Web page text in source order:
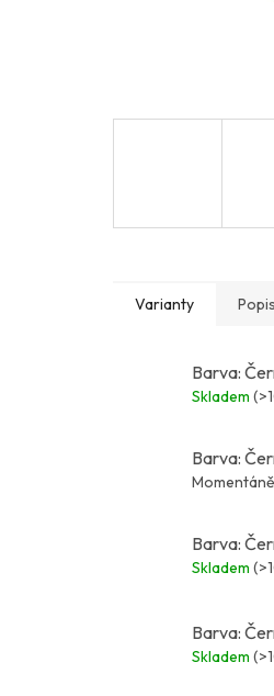
Varianty Popis
Barva:
Skladem
Barva:
Barva:
Skladem
Barva:
Skladem